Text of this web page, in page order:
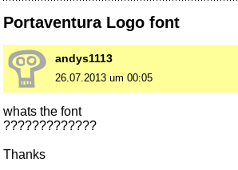
Portaventura Logo font
andys1113
26.07.2013 um 00:05
whats the font
?????????????
Thanks